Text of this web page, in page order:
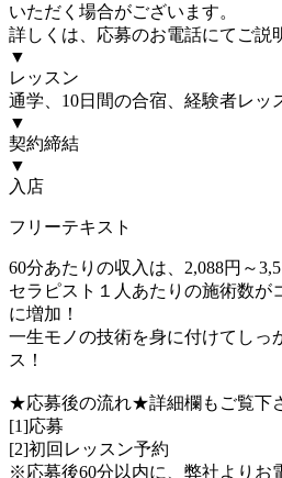
いただく場合がございます。
詳しくは、応募のお電話にてご説
▼
レッスン
通学、10日間の合宿、経験者レッ
▼
契約締結
▼
入店
フリーテキスト
60分あたりの収入は、2,088円～
セラピスト１人あたりの施術数が
に増加！
一生モノの技術を身に付けてしっ
ス！
★応募後の流れ★詳細欄もご覧下
[1]応募
[2]初回レッスン予約
※応募後60分以内に、弊社よりお